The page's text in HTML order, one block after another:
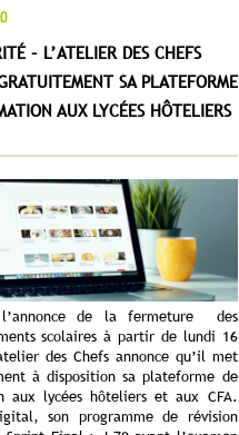
– L’ATELIER DES CHEFS
SA PLATEFORME
AUX LYCÉES HÔTELIERS
de la fermeture des
scolaires à partir de lundi 16
des Chefs annonce qu’il met
à disposition sa plateforme de
aux lycées hôteliers et aux CFA.
son programme de révision